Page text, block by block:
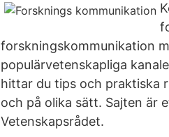
forskningskommunikation
populärvetenskapliga
hittar du tips och praktiska
och på olika sätt. Sajten är
Vetenskapsrådet.